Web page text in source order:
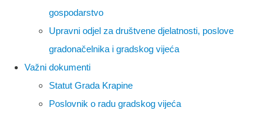
gospodarstvo
Upravni odjel za društvene djelatnosti, poslove
gradonačelnika i gradskog vijeća
Važni dokumenti
Statut Grada Krapine
Poslovnik o radu gradskog vijeća